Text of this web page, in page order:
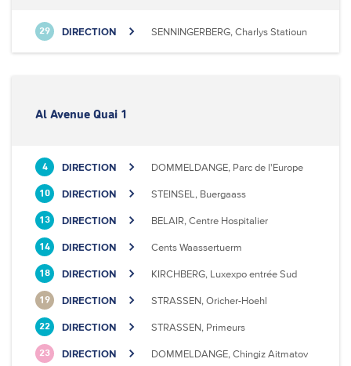
29 DIRECTION SENNINGERBERG, Charlys Statioun
Al Avenue Quai 1
4 DIRECTION DOMMELDANGE, Parc de l'Europe
10 DIRECTION STEINSEL, Buergaass
13 DIRECTION BELAIR, Centre Hospitalier
14 DIRECTION Cents Waassertuerm
18 DIRECTION KIRCHBERG, Luxexpo entrée Sud
19 DIRECTION STRASSEN, Oricher-Hoehl
22 DIRECTION STRASSEN, Primeurs
23 DIRECTION DOMMELDANGE, Chingiz Aitmatov